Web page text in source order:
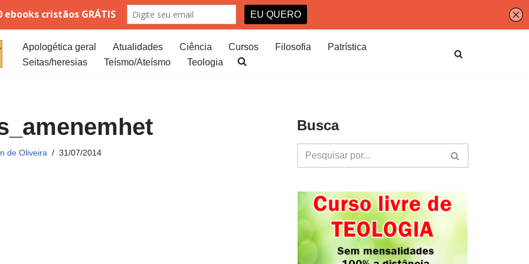
Apologética geral Atualidades Ciência Cursos Filosofia
Patrística
Seitas/heresias
Teísmo/Ateísmo Teologia
de Oliveira 31/07/2014
Busca